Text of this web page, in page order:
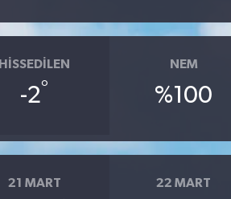
HISSEDILEN
-2°
NEM
%100
21 MART 22 MART